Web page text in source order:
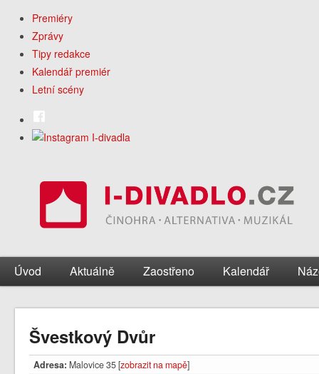
Premiéry
Zprávy
Tipy redakce
Kalendář premiér
Letní scény
Úvod Aktuálně Zaostřeno Kalendář
Švestkový Dvůr
Adresa: Malovice 35 [zobrazit na mapě]